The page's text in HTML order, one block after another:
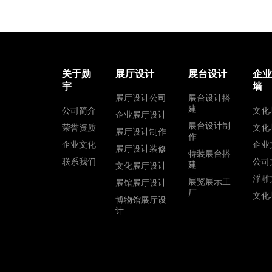
关于勋
宇
公司简介
荣誉资质
企业文化
联系我们
展厅设计
展厅设计公司
企业展厅设计
展厅设计制作
展厅设计装修
文化展厅设计
展馆展厅设计
博物馆展厅设
计
展台设计
展台设计搭
建
展台设计制
作
特装展台搭
建
展览展示工
厂
企
墙
文化
文化
企业
公司
浮雕
文化